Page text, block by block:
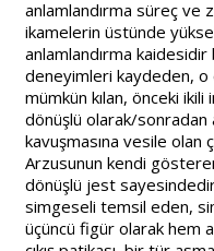
anlamlandırma süreç ve
ikamelerin üstünde
anlamlandırma
deneyimleri kaydeden,
mümkün kılan, önceki
dönüşlü olarak/sonradan
kavuşmasına vesile olan
Arzusunun kendi
dönüşlü jest
simgeseli temsil eden,
üçüncü figür olarak hem